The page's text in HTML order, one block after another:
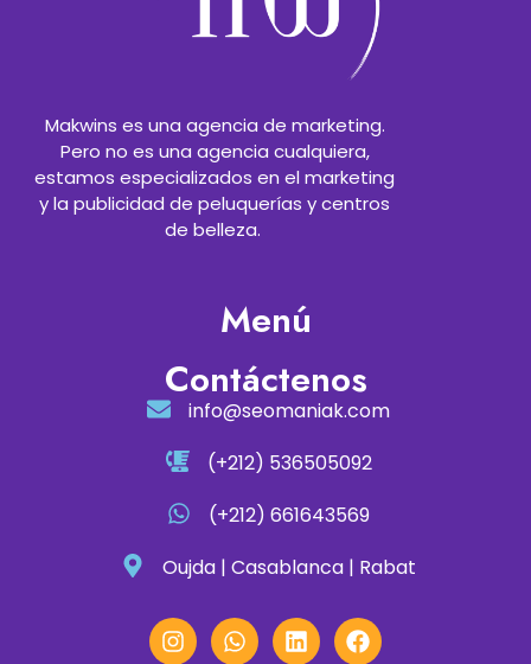
Makwins es una agencia de marketing.
Pero no es una agencia cualquiera,
estamos especializados en el marketing
y la publicidad de peluquerías y centros
de belleza.
Menú
Contáctenos
info@seomaniak.com
(+212) 536505092
(+212) 661643569
Oujda | Casablanca | Rabat